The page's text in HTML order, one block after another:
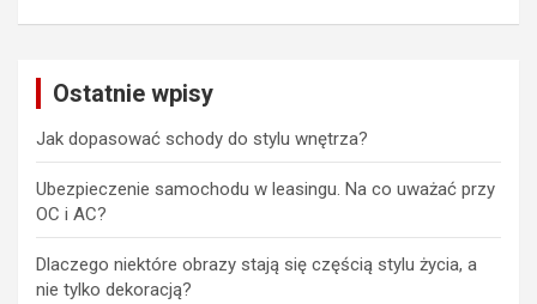
Ostatnie wpisy
Jak dopasować schody do stylu wnętrza?
Ubezpieczenie samochodu w leasingu. Na co uważać przy
OC i AC?
Dlaczego niektóre obrazy stają się częścią stylu życia, a
nie tylko dekoracją?